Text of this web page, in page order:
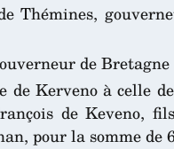
Thémines,
de Bretagne
Kerveno à celle
de Keveno,
pour la somme de